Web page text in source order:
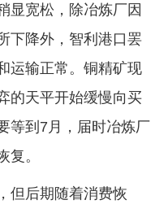
显宽松，除冶炼厂因
下降外，智利港口罢
运输正常。铜精矿现
的天平开始缓慢向买
等到7月，届时冶炼厂
复。
但后期随着消费恢